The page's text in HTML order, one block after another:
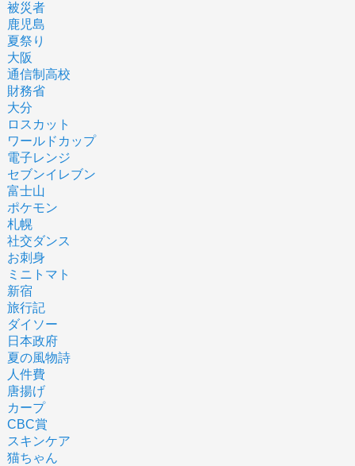
被災者
鹿児島
夏祭り
大阪
通信制高校
財務省
大分
ロスカット
ワールドカップ
電子レンジ
セブンイレブン
富士山
ポケモン
札幌
社交ダンス
お刺身
ミニトマト
新宿
旅行記
ダイソー
日本政府
夏の風物詩
人件費
唐揚げ
カープ
CBC賞
スキンケア
猫ちゃん